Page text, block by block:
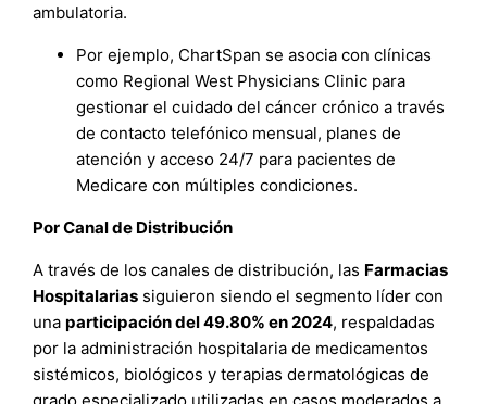
ambulatoria.
Por ejemplo, ChartSpan se asocia con clínicas
como Regional West Physicians Clinic para
gestionar el cuidado del cáncer crónico a través
de contacto telefónico mensual, planes de
atención y acceso 24/7 para pacientes de
Medicare con múltiples condiciones.
Por Canal de Distribución
A través de los canales de distribución, las Farmacias
Hospitalarias siguieron siendo el segmento líder con
una participación del 49.80% en 2024, respaldadas
por la administración hospitalaria de medicamentos
sistémicos, biológicos y terapias dermatológicas de